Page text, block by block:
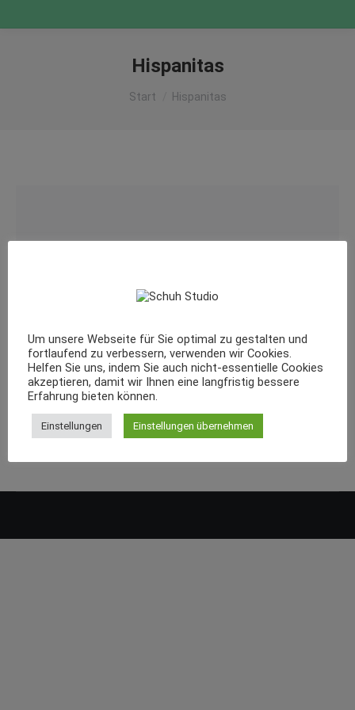
Hispanitas
Sie befinden sich hier:
Start Hispanitas
Um unsere Webseite für Sie optimal zu gestalten und
fortlaufend zu verbessern, verwenden wir Cookies.
Helfen Sie uns, indem Sie auch nicht-essentielle Cookies
akzeptieren, damit wir Ihnen eine langfristig bessere
Erfahrung bieten können.
Einstellungen Einstellungen übernehmen